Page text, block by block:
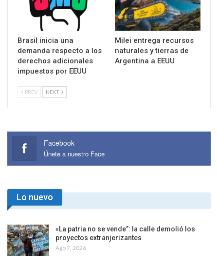
Brasil inicia una
demanda respecto a los
derechos adicionales
impuestos por EEUU
Milei entrega recursos
naturales y tierras de
Argentina a EEUU
PREV NEXT
Facebook
Únete a nuestro Face
Lo nuevo
«La patria no se vende”: la calle demolió los
proyectos extranjerizantes
Ago 7, 2026